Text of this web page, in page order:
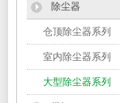
除尘器
仓顶除尘器系列
室内除尘器系列
大型除尘器系列